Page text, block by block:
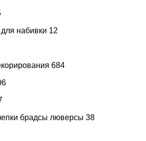
набивки 12
684
брадсы люверсы 38